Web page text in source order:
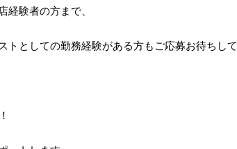
験者の方まで、
トとしての勤務経験がある方もご応募お待ちして